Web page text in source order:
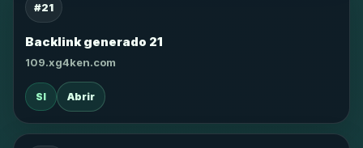
#21
Backlink generado 21
109.xg4ken.com
SI Abrir